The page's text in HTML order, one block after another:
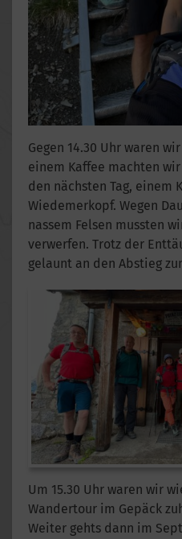
Gegen 14.30 Uhr waren
einem Kaffee machten
den nächsten Tag, einem
Wiedemerkopf. Wegen
nassem Felsen mussten
verwerfen. Trotz der
gelaunt an den Abstieg
Um 15.30 Uhr waren wir
Wandertour im Gepäck
Weiter gehts dann im